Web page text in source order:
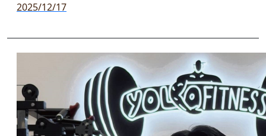
2025/12/17